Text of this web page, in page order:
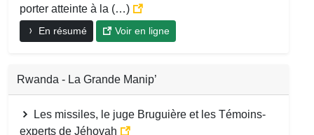
porter atteinte à la (…)
En résumé Voir en ligne
Rwanda - La Grande Manip’
Les missiles, le juge Bruguière et les Témoins-
experts de Jéhovah